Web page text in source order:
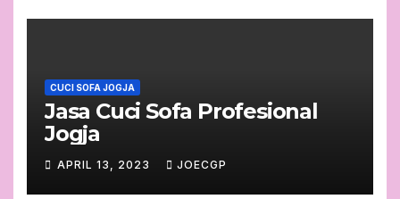
CUCI SOFA JOGJA
Jasa Cuci Sofa Profesional
Jogja
APRIL 13, 2023 JOECGP